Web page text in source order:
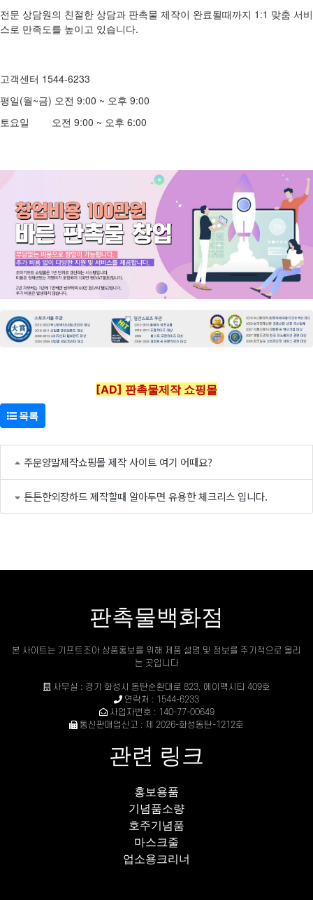
전문 상담원의 친절한 상담과 판촉물 제작이 완료될때까지 1:1 맞춤 서비
스로 만족도를 높이고 있습니다.
고객센터 1544-6233
평일(월~금) 오전 9:00 ~ 오후 9:00
토요일 오전 9:00 ~ 오후 6:00
[AD] 판촉물제작 쇼핑몰
목록
주문양말제작쇼핑몰 제작 사이트 여기 어때요?
튼튼한외장하드 제작할때 알아두면 유용한 체크리스 입니다.
판촉물백화점
본 사이트는 기프트조아 상품홍보를 위해 제품 설명 및 정보를 주기적으로 올리
는 곳입니다
사무실 : 경기 화성시 동탄순환대로 823, 에이팩시티 409호
연락처 : 1544-6233
사업자번호 : 140-77-00649
통신판매업신고 : 제 2026-화성동탄-1212호
관련 링크
홍보용품
기념품소량
호주기념품
마스크줄
업소용크리너